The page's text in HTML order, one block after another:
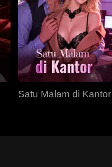
Satu Malam di Kantor